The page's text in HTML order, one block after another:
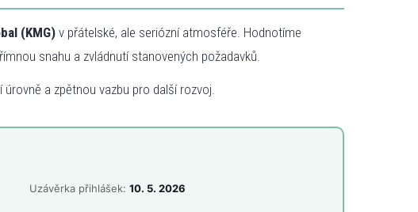
(KMG)v přátelské, ale seriózní atmosféře. Hodnotíme
snahu a zvládnutí stanovených požadavků.
úrovně a zpětnou vazbu pro další rozvoj.
Uzávěrka přihlášek:10. 5. 2026